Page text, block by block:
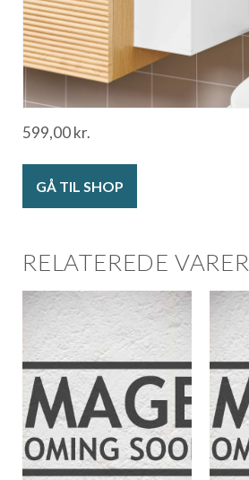
599,00kr.
GÅ TIL SHOP
RELATEREDE VARER